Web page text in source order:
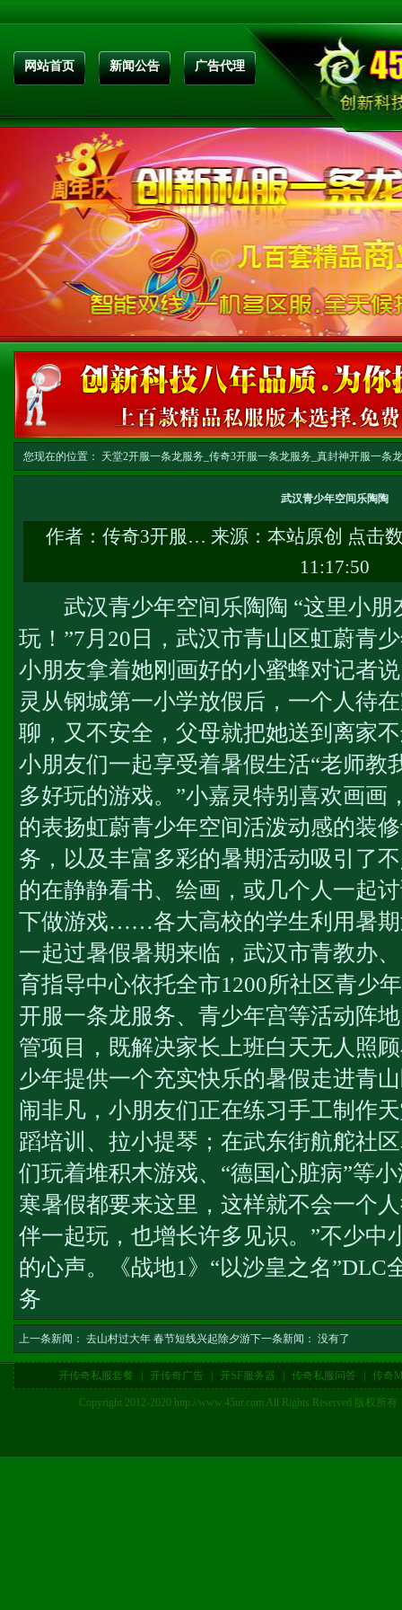
网站首页 新闻公告 广告代理
您现在的位置： 天堂2开服一条龙服务_传奇3开服一条龙服务_真封神开服一条
武汉青少年空间乐陶陶
作者： 传奇3开服… 来源：本站原创 点击
11:17:50
武汉青少年空间乐陶陶 “这里小朋
玩！”7月20日，武汉市青山区虹蔚青
小朋友拿着她刚画好的小蜜蜂对记者
灵从钢城第一小学放假后，一个人待
聊，又不安全，父母就把她送到离家
小朋友们一起享受着暑假生活“老师教
多好玩的游戏。”小嘉灵特别喜欢画画
的表扬虹蔚青少年空间活泼动感的装
务 ，以及丰富多彩的暑期活动吸引了
的在静静看书、绘画，或几个人一起
下做游戏……各大高校的学生利用暑
一起过暑假暑期来临，武汉市青教办
育指导中心依托全市1200所社区青少
开服一条龙服务、青少年宫等活动阵
管项目，既解决家长上班白天无人照
少年提供一个充实快乐的暑假走进青
闹非凡，小朋友们正在练习手工制作
蹈培训、拉小提琴；在武东街航舵社
们玩着堆积木游戏、“德国心脏病”等
寒暑假都要来这里，这样就不会一个
伴一起玩，也增长许多见识。”不少中
的心声。
《战地1》“以沙皇之名
务
上一条新闻： 去山村过大年 春节短线兴起除夕游下一条新闻： 没有了
开传奇私服套餐 开传奇广告 开SF服务器 传奇私服问答 传奇
Copyright 2012-2020 http://www.45ur.com All Rights Reserved 版权